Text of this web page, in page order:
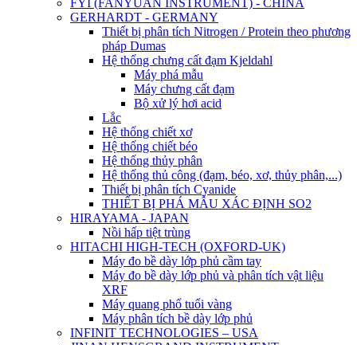
GERHARDT - GERMANY
Thiết bị phân tích Nitrogen / Protein theo phương
pháp Dumas
Hệ thống chưng cất đạm Kjeldahl
Máy phá mẫu
Máy chưng cất đạm
Bộ xử lý hơi acid
Lắc
Hệ thống chiết xơ
Hệ thống chiết béo
Hệ thống thủy phân
Hệ thống thủ công (đạm, béo, xơ, thủy phân,...)
Thiết bị phân tích Cyanide
THIẾT BỊ PHÁ MẪU XÁC ĐỊNH SO2
HIRAYAMA - JAPAN
Nồi hấp tiệt trùng
HITACHI HIGH-TECH (OXFORD-UK)
Máy đo bề dày lớp phủ cầm tay
Máy đo bề dày lớp phủ và phân tích vật liệu
XRF
Máy quang phổ tuổi vàng
Máy phân tích bề dày lớp phủ
INFINIT TECHNOLOGIES – USA